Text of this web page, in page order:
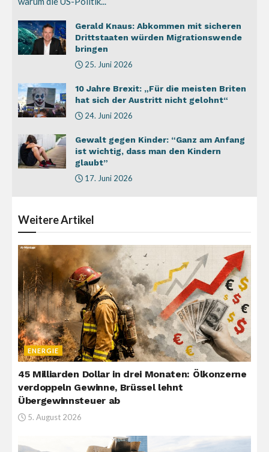
Gerald Knaus: Abkommen mit sicheren
Drittstaaten würden Migrationswende
bringen
25. Juni 2026
10 Jahre Brexit: „Für die meisten Briten
hat sich der Austritt nicht gelohnt“
24. Juni 2026
Gewalt gegen Kinder: “Ganz am Anfang
ist wichtig, dass man den Kindern
glaubt”
17. Juni 2026
WeitereArtikel
ENERGIE
45 Milliarden Dollar in drei Monaten: Ölkonzerne
verdoppeln Gewinne, Brüssel lehnt
Übergewinnsteuer ab
5. August 2026